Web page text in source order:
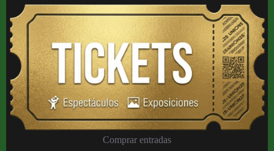
Comprar entradas